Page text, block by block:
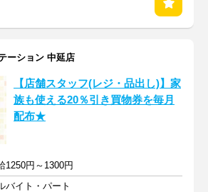
ーション 中延店
【店舗スタッフ(レジ・品出し)】家
族も使える20％引き買物券を毎月
配布★
1250円～1300円
バイト・パート